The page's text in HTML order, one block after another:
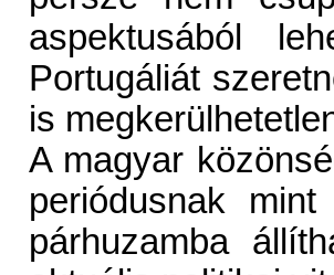
aspektusából
Portugáliát
is
A magyar
periódusnak
párhuzamba